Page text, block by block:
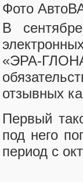
Фото
В
«ЭРА-
отзывных
Первый
под него
период с